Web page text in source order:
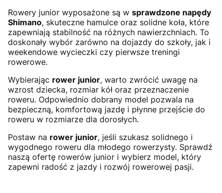
Rowery junior wyposażone są w sprawdzone napędy
Shimano, skuteczne hamulce oraz solidne koła, które
zapewniają stabilność na różnych nawierzchniach. To
doskonały wybór zarówno na dojazdy do szkoły, jak i
weekendowe wycieczki czy pierwsze treningi
rowerowe.
Wybierając rower junior, warto zwrócić uwagę na
wzrost dziecka, rozmiar kół oraz przeznaczenie
roweru. Odpowiednio dobrany model pozwala na
bezpieczną, komfortową jazdę i płynne przejście do
roweru w rozmiarze dla dorosłych.
Postaw na rower junior, jeśli szukasz solidnego i
wygodnego roweru dla młodego rowerzysty. Sprawdź
naszą ofertę rowerów junior i wybierz model, który
zapewni radość z jazdy i rozwój rowerowej pasji.